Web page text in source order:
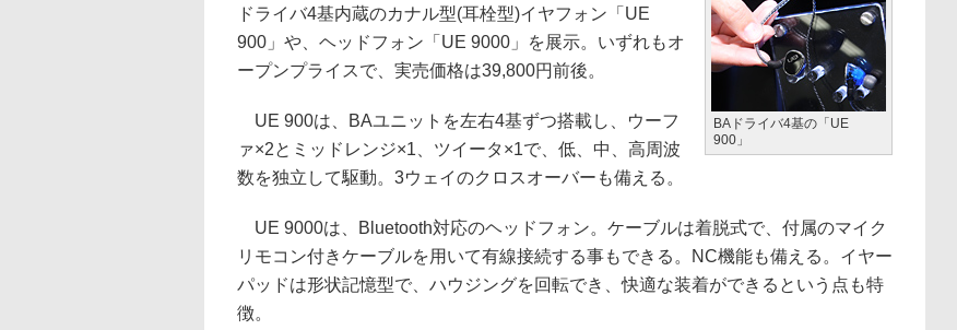
BAドライバ4基の「UE
900」
ドライバ4基内蔵のカナル型(耳栓型)イヤフォン「UE
900」や、ヘッドフォン「UE 9000」を展示。いずれもオ
ープンプライスで、実売価格は39,800円前後。
UE 900は、BAユニットを左右4基ずつ搭載し、ウーフ
ァ×2とミッドレンジ×1、ツイータ×1で、低、中、高周波
数を独立して駆動。3ウェイのクロスオーバーも備える。
UE 9000は、Bluetooth対応のヘッドフォン。ケーブルは着脱式で、付属のマイク
リモコン付きケーブルを用いて有線接続する事もできる。NC機能も備える。イヤー
パッドは形状記憶型で、ハウジングを回転でき、快適な装着ができるという点も特
徴。